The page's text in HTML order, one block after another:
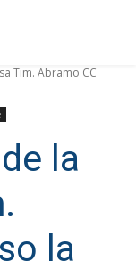
Tim. Abramo CC
la
la